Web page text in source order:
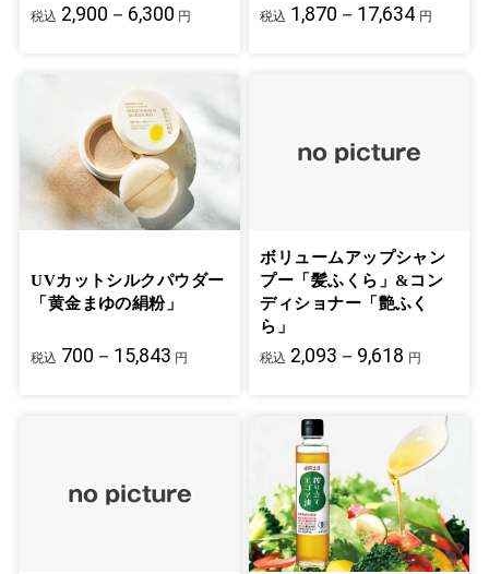
税込 2,900－6,300 円 税込 1,870－17,634 円
UVカットシルクパウダー
「黄金まゆの絹粉」
税込 700－15,843 円
ボリュームアップシャン
プー「髪ふくら」&コン
ディショナー「艶ふく
ら」
税込 2,093－9,618 円